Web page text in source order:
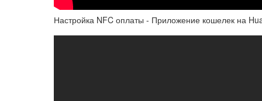
Настройка NFC оплаты - Приложение кошелек на